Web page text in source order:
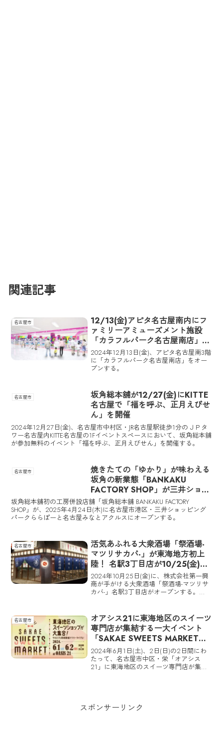
関連記事
名古屋市
12/13(金)アピタ名古屋南内にフ
ァミリーアミューズメント施設
「カラフルパーク名古屋南店」が
オープン！
2024年12月13日(金)、アピタ名古屋南3階
に「カラフルパーク名古屋南店」をオー
プンする。
名古屋市
坂角総本舖が12/27(金)にKITTE
名古屋で「福を呼ぶ、正月えびせ
ん」を開催
2024年12月27日(金)、名古屋市中村区・JR名古屋駅徒歩1分のＪＰタ
ワー名古屋内KITTE名古屋の1Fイベントスペースにおいて、坂角総本舖
が参加無料のイベント「福を呼ぶ、正月えびせん」を開催する。
名古屋市
焼きたての「ゆかり」が味わえる
坂角の新業態「BANKAKU
FACTORY SHOP」が三井ショッ
ピングパークららぽーと名古屋み
なとアクルスにオープン
坂角総本舖初の工房併設店舗「坂角総本舖 BANKAKU FACTORY
SHOP」が、2025年4月24日(木)に名古屋市港区・三井ショッピング
パークららぽーと名古屋みなとアクルスにオープンする。
名古屋市
活気あふれる大衆酒場「祭酒場-
マツリサカバ-」が東海地方初上
陸！ 名駅3丁目店が10/25(金)オ
ープン
2024年10月25日(金)に、株式会社第一興
商が手がける大衆酒場「祭酒場-マツリサ
カバ-」名駅3丁目店がオープンする。
東海エリアへは初出店となる。
名古屋市
オアシス21に東海地区のスイーツ
専門店が集結する一大イベント
「SAKAE SWEETS MARKET」
が初開催！ 東海市・アベニール
も出店
2024年6月1日(土)、2日(日)の2日間にわ
たって、名古屋市中区・栄「オアシス
21」に東海地区のスイーツ専門店が集結
スポンサーリンク